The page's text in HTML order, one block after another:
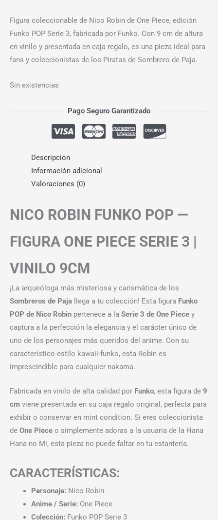
Figura coleccionable de Nico Robin de One Piece, edición
Funko POP Serie 3, fabricada por Funko. Con 9 cm de altura
en vinilo y presentada en caja regalo, es una pieza ideal para
fans y coleccionistas de los Piratas de Sombrero de Paja.
Sin existencias
Pago Seguro Garantizado
Descripción
Información adicional
Valoraciones (0)
NICO ROBIN FUNKO POP —
FIGURA ONE PIECE SERIE 3 |
VINILO 9CM
¡La arqueóloga más misteriosa y carismática de los
Sombreros de Paja llega a tu colección! Esta figura Funko
POP de Nico Robin pertenece a la Serie 3 de One Piece y
captura a la perfección la elegancia y el carácter único de
uno de los personajes más queridos del anime. Con su
característico estilo kawaii-funko, esta Robin es
imprescindible para cualquier nakama.
Fabricada en vinilo de alta calidad por Funko, esta figura de 9
cm viene presentada en su caja regalo original, perfecta para
exhibir o conservar en mint condition. Si eres coleccionista
de One Piece o simplemente adoras a la usuaria de la Hana
Hana no Mi, esta pieza no puede faltar en tu estantería.
CARACTERÍSTICAS:
Personaje: Nico Robin
Anime / Serie: One Piece
Colección: Funko POP Serie 3